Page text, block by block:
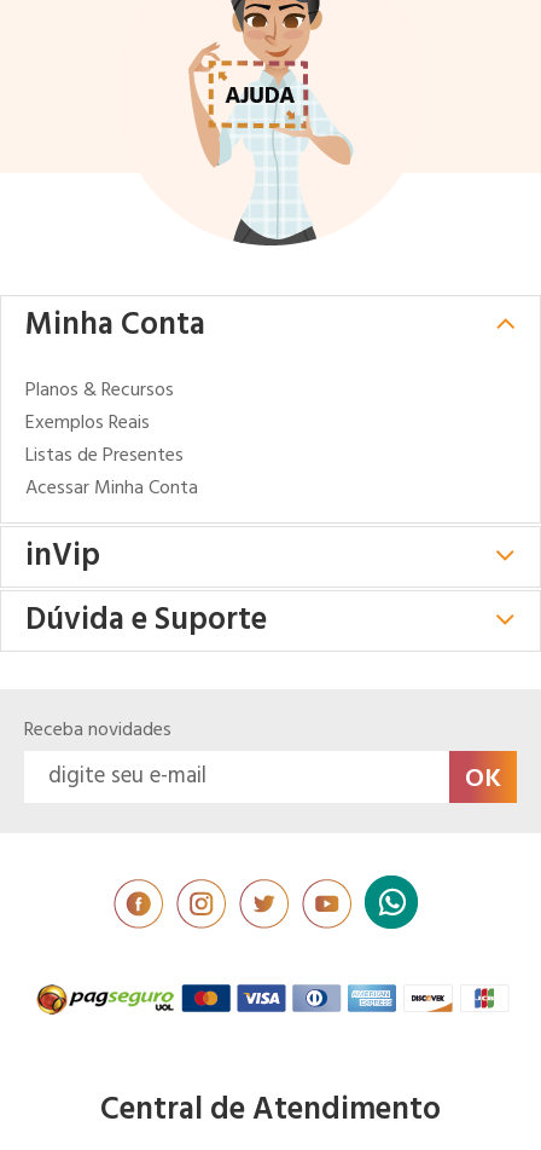
Minha Conta
Planos & Recursos
Exemplos Reais
Listas de Presentes
Acessar Minha Conta
inVip
Dúvida e Suporte
Receba novidades
Central de Atendimento